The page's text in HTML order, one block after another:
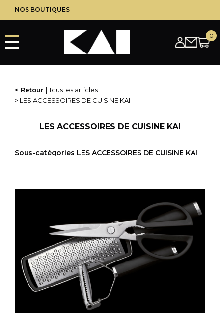
principal
NOS BOUTIQUES
Retour
Tous les articles
LES ACCESSOIRES DE CUISINE KAI
LES ACCESSOIRES DE CUISINE KAI
Sous-catégories LES ACCESSOIRES DE CUISINE KAI